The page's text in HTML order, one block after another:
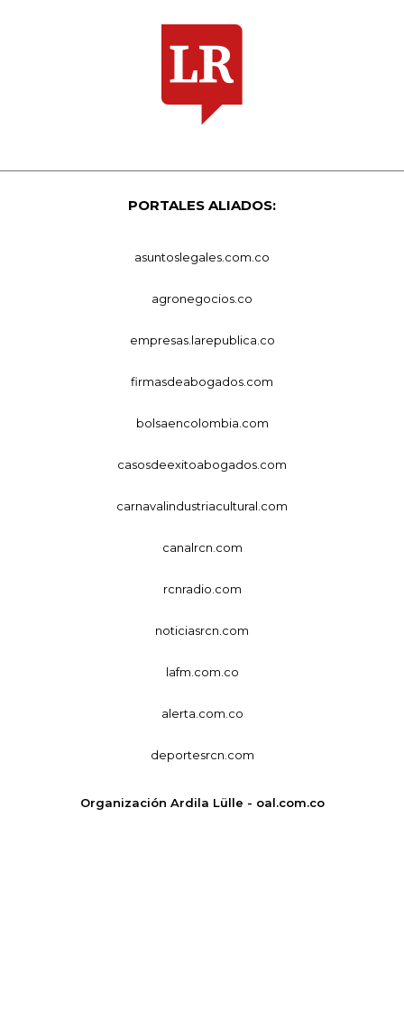
PORTALES ALIADOS:
asuntoslegales.com.co
agronegocios.co
empresas.larepublica.co
firmasdeabogados.com
bolsaencolombia.com
casosdeexitoabogados.com
carnavalindustriacultural.com
canalrcn.com
rcnradio.com
noticiasrcn.com
lafm.com.co
alerta.com.co
deportesrcn.com
Organización Ardila Lülle - oal.com.co